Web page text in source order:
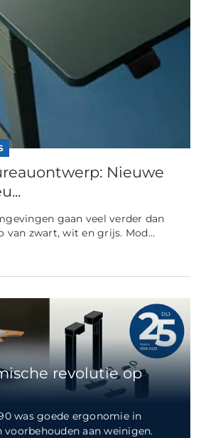
Nieuwe
gaan veel verder dan
zwart, wit en grijs. Mod...
revolutie op
was goede ergonomie in
voorbehouden aan weinigen.